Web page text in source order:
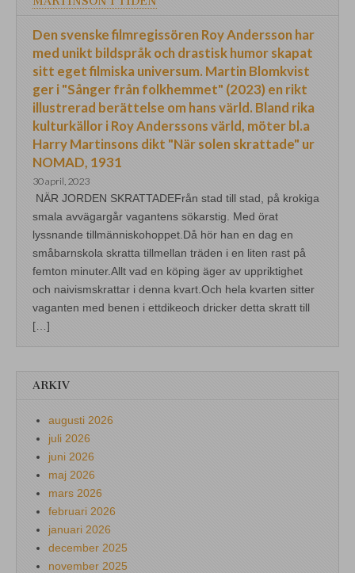
Den svenske filmregissören Roy Andersson har
med unikt bildspråk och drastisk humor skapat
sitt eget filmiska universum. Martin Blomkvist
ger i "Sånger från folkhemmet" (2023) en rikt
illustrerad berättelse om hans värld. Bland rika
kulturkällor i Roy Anderssons värld, möter bl.a
Harry Martinsons dikt "När solen skrattade" ur
NOMAD, 1931
30 april, 2023
NÄR JORDEN SKRATTADEFrån stad till stad, på krokiga
smala avvägargår vagantens sökarstig. Med örat
lyssnande tillmänniskohoppet.Då hör han en dag en
småbarnskola skratta tillmellan träden i en liten rast på
femton minuter.Allt vad en köping äger av uppriktighet
och naivismskrattar i denna kvart.Och hela kvarten sitter
vaganten med benen i ettdikeoch dricker detta skratt till
[…]
ARKIV
augusti 2026
juli 2026
juni 2026
maj 2026
mars 2026
februari 2026
januari 2026
december 2025
november 2025